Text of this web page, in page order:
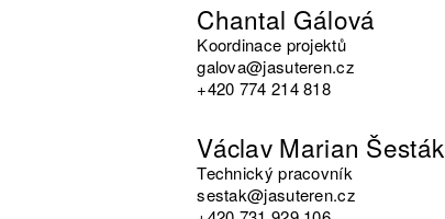
Chantal Gálová
Koordinace projektů
galova@jasuteren.cz
+420 774 214 818
Václav Marian Šesták
Technický pracovník
sestak@jasuteren.cz